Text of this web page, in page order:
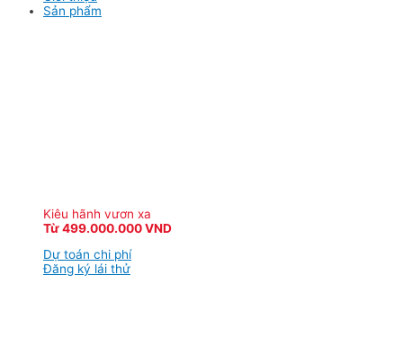
Sản phẩm
Kiêu hãnh vươn xa
Từ 499.000.000 VND
Dự toán chi phí
Đăng ký lái thử